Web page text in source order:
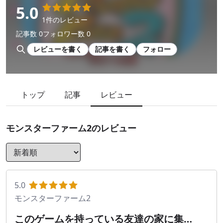
5.0 1件のレビュー
記事数 0フォロワー数 0
レビューを書く
記事を書く フォロー
トップ 記事 レビュー
モンスターファーム2のレビュー
5.0
モンスターファーム2
このゲームを持っている友達の家に集